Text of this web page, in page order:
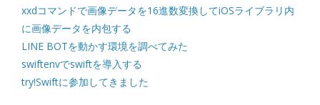
xxdコマンドで画像データを16進数変換してiOSライブラリ内
に画像データを内包する
LINE BOTを動かす環境を調べてみた
swiftenvでswiftを導入する
try!Swiftに参加してきました